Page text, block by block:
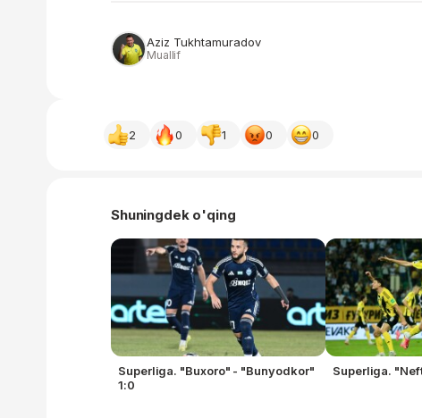
Aziz Tukhtamuradov
Muallif
2 0 1 0 0
Shuningdek o'qing
Superliga. "Buxoro" - "Bunyodkor"
1:0
Superliga.